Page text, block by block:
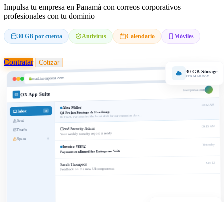
Impulsa tu empresa en Panamá con correos corporativos
profesionales con tu dominio
30 GB por cuenta Antivirus Calendario Móviles
Contratar Cotizar
30 GB Storage
PER MAILBOX
mail.tuempresa.com
OX App Suite
tuempresa.com
Inbox 18
Sent
Drafts
Spam 0
Alex Miller
10:42 AM
Q4 Project Strategy & Roadmap
Hi Team, I've attached the latest draft for our expansion plans...
Cloud Security Admin
09:15 AM
Your weekly security report is ready
Invoice #8842 Yesterday
Payment confirmed for Enterprise Suite
Sarah Thompson Oct 12
Feedback on the new UI components